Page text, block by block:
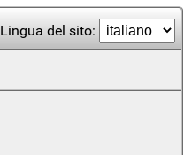
Lingua del sito: